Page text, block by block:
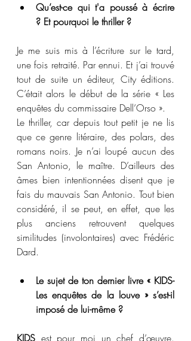
Qu’est-ce qui t'a poussé à écrire
? Et pourquoi le thriller ?
Je me suis mis à l’écriture sur le tard,
une fois retraité. Par ennui. Et j’ai trouvé
tout de suite un éditeur, City éditions.
C’était alors le début de la série « Les
enquêtes du commissaire Dell’Orso ».
Le thriller, car depuis tout petit je ne lis
que ce genre litéraire, des polars, des
romans noirs. Je n’ai loupé aucun des
San Antonio, le maître. D’ailleurs des
âmes bien intentionnées disent que je
fais du mauvais San Antonio. Tout bien
considéré, il se peut, en effet, que les
plus anciens retrouvent quelques
similitudes (involontaires) avec Frédéric
Dard.
Le sujet de ton dernier livre « KIDS-
Les enquêtes de la louve » s’est-il
imposé de lui-même ?
KIDS est pour moi un chef d’œuvre.